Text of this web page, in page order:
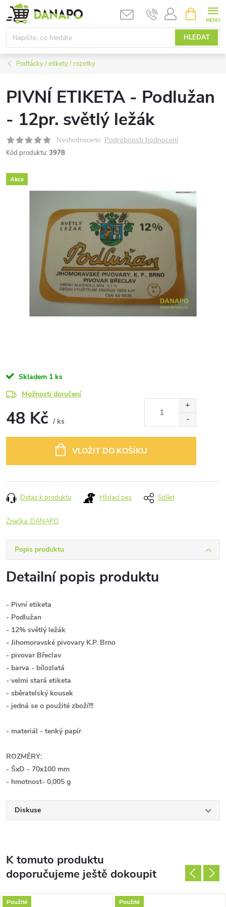
Přejít
na
obsah
HLEDAT
NÁKUPNÍ
KOŠÍK
Podtácky / etikety / rozetky
PIVNÍ ETIKETA - Podlužan
- 12pr. světlý ležák
Neohodnoceno Podrobnosti hodnocení
Kód produktu: 3978
Akce
Skladem 1 ks
Možnosti doručení
48 Kč / ks
VLOŽIT DO KOŠÍKU
Dotaz k produktu Hlídací pes Sdílet
Značka: DANAPO
Popis produktu
Detailní popis produktu
- Pivní etiketa
- Podlužan
- 12% světlý ležák
- Jihomoravské pivovary K.P. Brno
- pivovar Břeclav
- barva - bílozlatá
- velmi stará etiketa
- sběratelský kousek
- jedná se o použité zboží!!!
- materiál - tenký papír
ROZMĚRY:
- ŠxD - 70x100 mm
- hmotnost- 0,005 g
Diskuse
K tomuto produktu
doporučujeme ještě dokoupit
Použité Použité